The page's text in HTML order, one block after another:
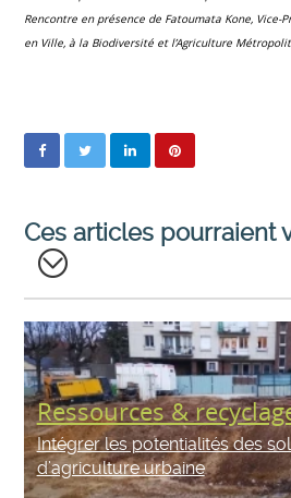
Rencontre en présence de Fatoumata Kone, Vice-
en Ville, à la Biodiversité et l’Agriculture
Ces articles pourraient
Intégrer les potentialités des
d’agriculture urbaine
Ressources &